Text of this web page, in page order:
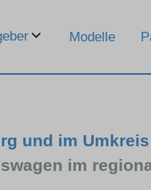
Modelle
und im
im